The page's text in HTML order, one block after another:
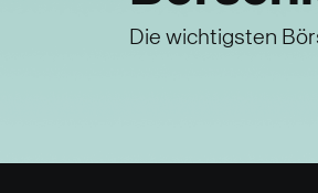
Die wichtigsten